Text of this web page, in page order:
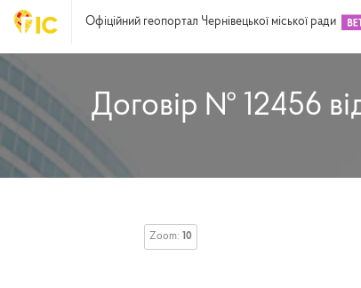
Офіційний геопортал Чернівецької міської ради
Договір № 12456
Zoom: 10